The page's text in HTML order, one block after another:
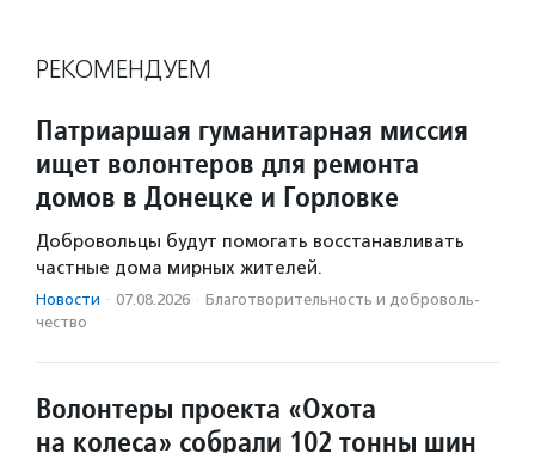
РЕКОМЕНДУЕМ
Патриаршая гуманитарная миссия
ищет волонтеров для ремонта
домов в Донецке и Горловке
Добровольцы будут помогать восстанавливать
частные дома мирных жителей.
Новости · 07.08.2026 · Благотвори­тель­ность и доброволь­
чест­во
Волонтеры проекта «Охота
на колеса» собрали 102 тонны шин